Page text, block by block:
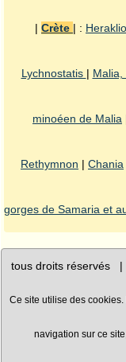
| Crète | :
Lychnostatis | Malia,
minoéen de Malia
Rethymnon | Chania
gorges de Samaria et
tous droits réservés |
Ce site utilise des
navigation sur ce